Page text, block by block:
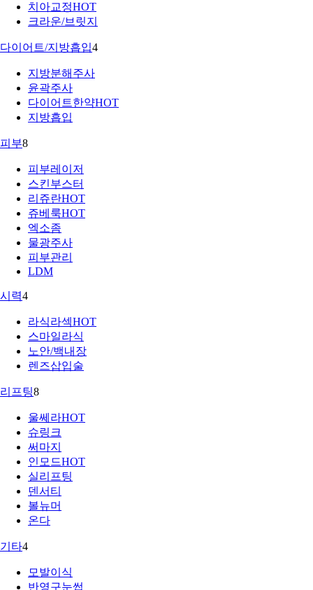
치아교정HOT
크라운/브릿지
다이어트/지방흡입4
지방분해주사
윤곽주사
다이어트한약HOT
지방흡입
피부8
피부레이저
스킨부스터
리쥬란HOT
쥬베룩HOT
엑소좀
물광주사
피부관리
LDM
시력4
라식라섹HOT
스마일라식
노안/백내장
렌즈삽입술
리프팅8
울쎄라HOT
슈링크
써마지
인모드HOT
실리프팅
덴서티
볼뉴머
온다
기타4
모발이식
반영구눈썹